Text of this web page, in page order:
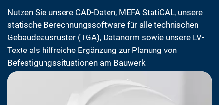
Nutzen Sie unsere CAD-Daten, MEFA StatiCAL, unsere
statische Berechnungssoftware für alle technischen
Gebäudeausrüster (TGA), Datanorm sowie unsere LV-
Texte als hilfreiche Ergänzung zur Planung von
Befestigungssituationen am Bauwerk